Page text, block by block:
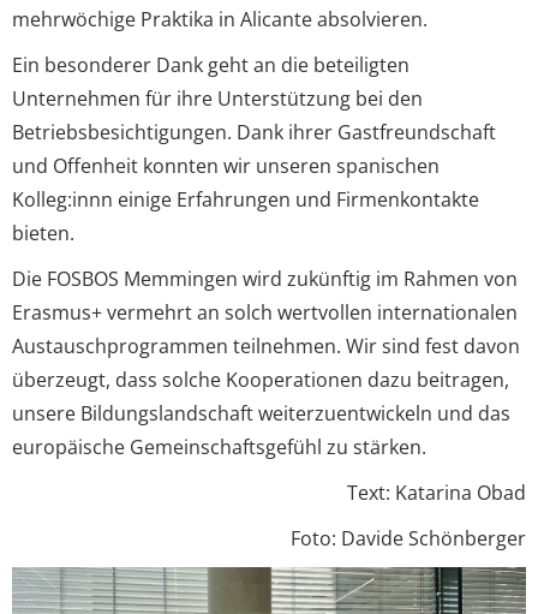
mehrwöchige Praktika in Alicante absolvieren.
Ein besonderer Dank geht an die beteiligten
Unternehmen für ihre Unterstützung bei den
Betriebsbesichtigungen. Dank ihrer Gastfreundschaft
und Offenheit konnten wir unseren spanischen
Kolleg:innn einige Erfahrungen und Firmenkontakte
bieten.
Die FOSBOS Memmingen wird zukünftig im Rahmen von
Erasmus+ vermehrt an solch wertvollen internationalen
Austauschprogrammen teilnehmen. Wir sind fest davon
überzeugt, dass solche Kooperationen dazu beitragen,
unsere Bildungslandschaft weiterzuentwickeln und das
europäische Gemeinschaftsgefühl zu stärken.
Text: Katarina Obad
Foto: Davide Schönberger